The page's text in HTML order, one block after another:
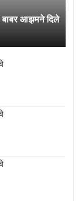
आझमने दिले